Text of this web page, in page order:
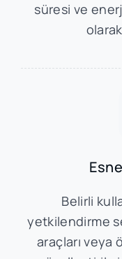
süresi ve
Belirli
yetkilendirme
araçları veya